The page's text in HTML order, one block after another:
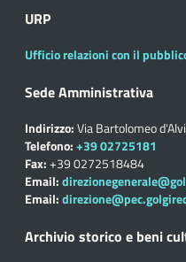
URP
Ufficio relazioni con il
Sede Amministrativa
Indirizzo:Via Bartolomeo
Telefono:+39 02725181
Fax:+39 0272518484
Email:
Email:
Archivio storico e beni